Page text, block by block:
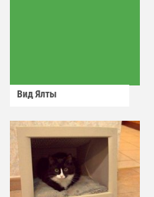
Вид Ялты